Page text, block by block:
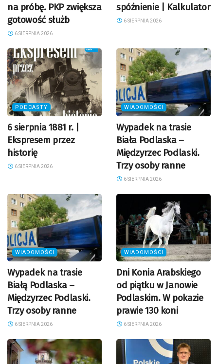
na próbę. PKP zwiększa
gotowość służb
6 SIERPNIA 2026
spóźnienie | Kalkulator
6 SIERPNIA 2026
PODCASTY
6 sierpnia 1881 r. |
Ekspresem przez
historię
6 SIERPNIA 2026
WIADOMOŚCI
Wypadek na trasie
Biała Podlaska –
Międzyrzec Podlaski.
Trzy osoby ranne
6 SIERPNIA 2026
WIADOMOŚCI
Wypadek na trasie
Białą Podlaska –
Międzyrzec Podlaski.
Trzy osoby ranne
6 SIERPNIA 2026
WIADOMOŚCI
Dni Konia Arabskiego
od piątku w Janowie
Podlaskim. W pokazie
prawie 130 koni
6 SIERPNIA 2026